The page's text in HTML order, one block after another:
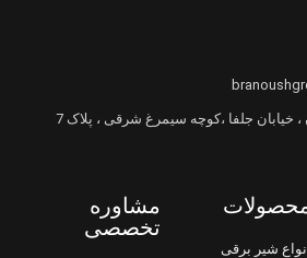
خیابان جلفا ،کوچه سیمرغ شرقی ، پلاک 7
انواع شیر برقی
مشاوره
تخصصی